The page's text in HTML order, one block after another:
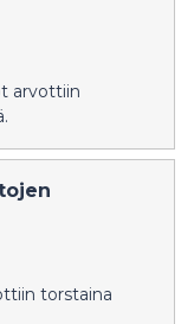
arvottiin
torstaina